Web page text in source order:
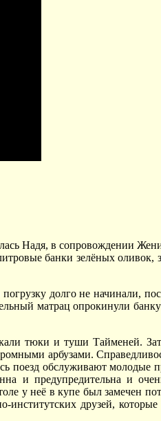
Надя, в сопровождении
банки зелёных оливок,
долго не начинали,
матрац опрокинули
тюки и туши Тайменей.
арбузами.
поезд обслуживают молодые
и предупредительна и
у неё в купе был замечен
друзей, которые